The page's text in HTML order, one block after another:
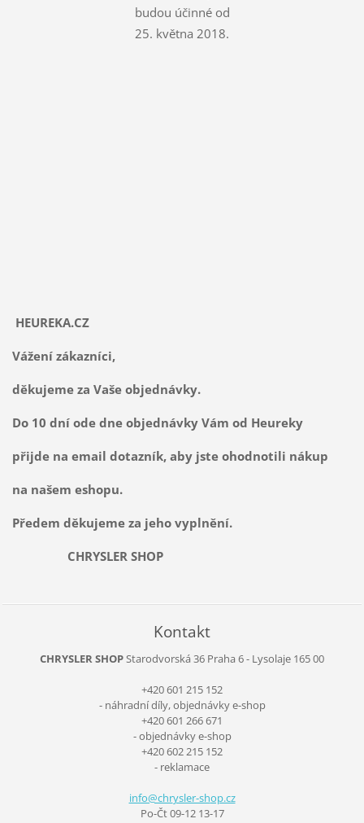
budou účinné od
25. května 2018.
HEUREKA.CZ
Vážení zákazníci,
děkujeme za Vaše objednávky.
Do 10 dní ode dne objednávky Vám od Heureky
přijde na email dotazník, aby jste ohodnotili nákup
na našem eshopu.
Předem děkujeme za jeho vyplnění.
CHRYSLER SHOP
Kontakt
CHRYSLER SHOPStarodvorská 36 Praha 6 - Lysolaje 165 00
+420 601 215 152
- náhradní díly, objednávky e-shop
+420 601 266 671
- objednávky e-shop
+420 602 215 152
- reklamace
info@chrysler-shop.cz
Po-Čt 09-12 13-17